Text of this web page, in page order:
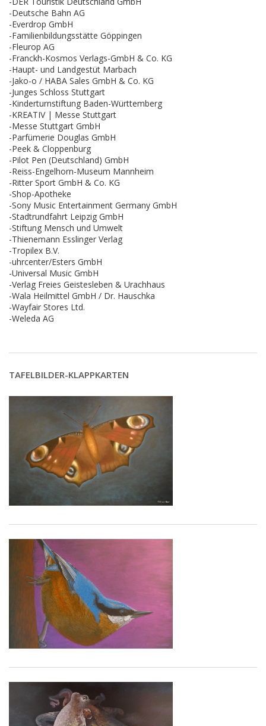
-Deutsche Bahn AG
-Everdrop GmbH
-Familienbildungsstätte Göppingen
-Fleurop AG
-Franckh-Kosmos Verlags-GmbH & Co. KG
-Haupt- und Landgestüt Marbach
-Jako-o / HABA Sales GmbH & Co. KG
-Junges Schloss Stuttgart
-Kinderturnstiftung Baden-Württemberg
-KREATIV | Messe Stuttgart
-Messe Stuttgart GmbH
-Parfümerie Douglas GmbH
-Peek & Cloppenburg
-Pilot Pen (Deutschland) GmbH
-Reiss-Engelhorn-Museum Mannheim
-Ritter Sport GmbH & Co. KG
-Shop-Apotheke
-Sony Music Entertainment Germany GmbH
-Stadtrundfahrt Leipzig GmbH
-Stiftung Mensch und Umwelt
-Thienemann Esslinger Verlag
-Tropilex B.V.
-uhrcenter/Esters GmbH
-Universal Music GmbH
-Verlag Freies Geistesleben & Urachhaus
-Wala Heilmittel GmbH / Dr. Hauschka
-Wayfair Stores Ltd.
-Weleda AG
TAFELBILDER-KLAPPKARTEN